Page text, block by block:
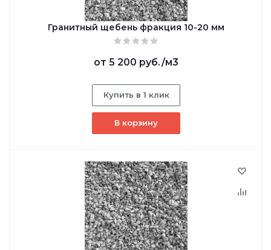
Гранитный щебень фракция 10-20 мм
от 5 200 руб./м3
Купить в 1 клик
В корзину